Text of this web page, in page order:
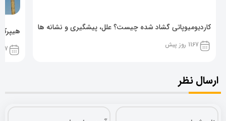
کاردیومیوپاتی گشاد شده چیست؟ علل، پیشگیری و نشانه ها
1167 روز پیش 1167
ارسال نظر